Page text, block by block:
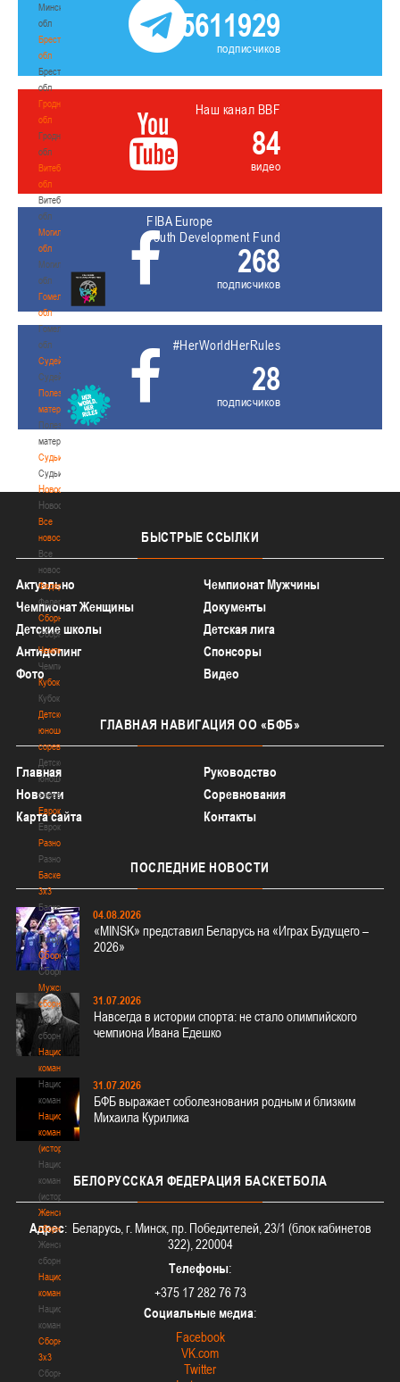
Минская
обл
Брестская
обл
Брестская
обл
Гродненская
обл
Гродненская
обл
Витебская
обл
Витебская
обл
Могилевская
обл
Могилевская
обл
Гомельская
обл
Гомельская
обл
Судейство
Судейство
Полезные
материалы
Полезные
материалы
Судьи
Судьи
Новости
Новости
Все
новости
Все
новости
Федерация
Федерация
Сборные
Сборные
Чемпионат
Чемпионат
Кубок
Кубок
Детско-
юношеские
соревнования
Детско-
юношеские
соревнования
Еврокубки
Еврокубки
Разное
Разное
Баскетбол
3х3
Баскетбол
3х3
Лого[modid=121]
Сборные
Сборные
Мужские
сборные
Мужские
сборные
Национальная
команда
Национальная
команда
Национальная
команда
(история)
Национальная
команда
(история)
Женские
сборные
Женские
сборные
Национальная
команда
Национальная
команда
Сборные
3х3
Сборные
5611929
подписчиков
Наш канал BBF
84
видео
FIBA Europe
Youth Development Fund
268
подписчиков
#HerWorldHerRules
28
подписчиков
БЫСТРЫЕ ССЫЛКИ
Актуально
Чемпионат Мужчины
Чемпионат Женщины
Документы
Детские школы
Детская лига
Антидопинг
Спонсоры
Фото
Видео
ГЛАВНАЯ НАВИГАЦИЯ ОО «БФБ»
Главная
Руководство
Новости
Соревнования
Карта сайта
Контакты
ПОСЛЕДНИЕ НОВОСТИ
04.08.2026
«MINSK» представил Беларусь на «Играх Будущего –
2026»
31.07.2026
Навсегда в истории спорта: не стало олимпийского
чемпиона Ивана Едешко
31.07.2026
БФБ выражает соболезнования родным и близким
Михаила Курилика
БЕЛОРУССКАЯ ФЕДЕРАЦИЯ БАСКЕТБОЛА
Адрес: Беларусь, г. Минск, пр. Победителей, 23/1 (блок кабинетов
322), 220004
Телефоны:
+375 17 282 76 73
Социальные медиа:
Facebook
VK.com
Twitter